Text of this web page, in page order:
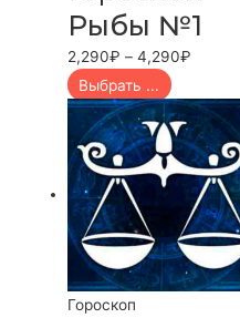
Рыбы №1
2,290₽ –4,290₽
Выбрать ...
Гороскоп